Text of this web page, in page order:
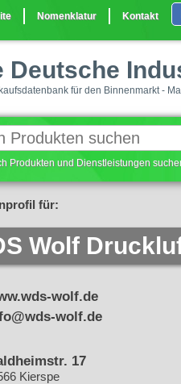
Nomenklatur Kontakt
Deutsche
für den Binnenmarkt -
Produkten und Dienstleistungen
für:
Wolf
wolf.de
wolf.de
17
Kierspe